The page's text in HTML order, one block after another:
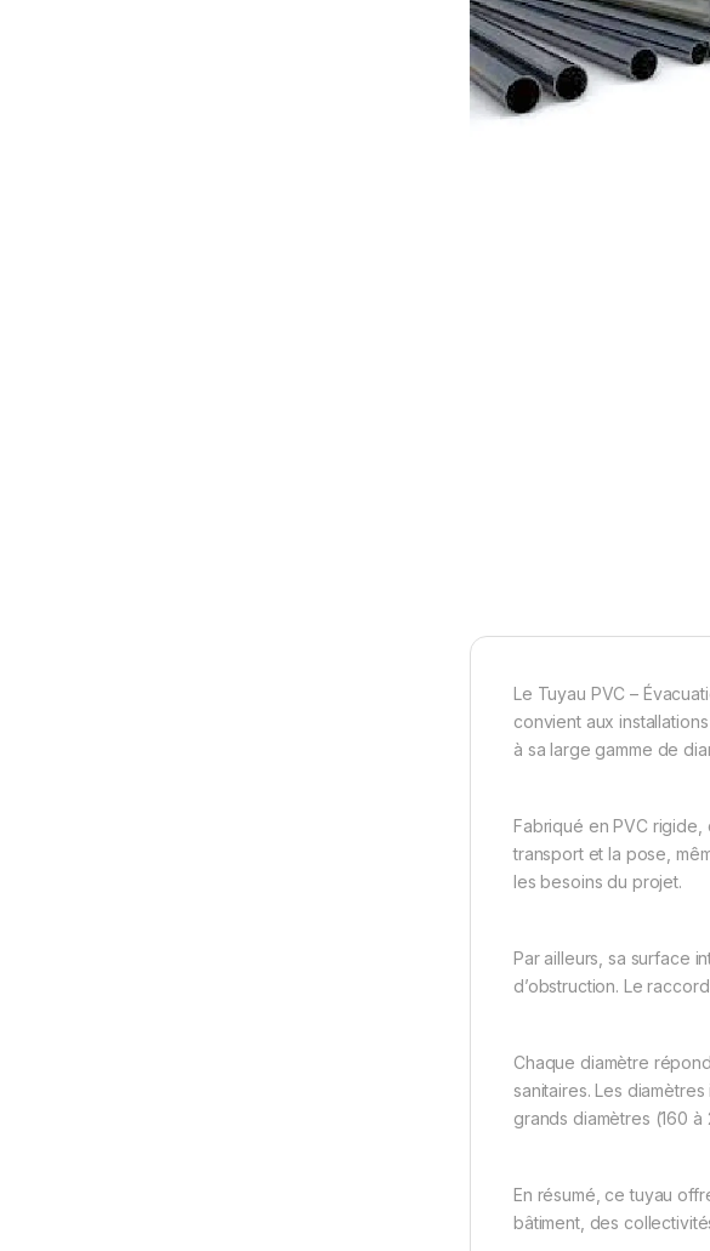
Le Tuyau PVC –
convient aux
à sa large gamme de
Fabriqué en PVC rigide,
transport et la pose,
les besoins du projet.
Par ailleurs, sa surface
d’obstruction. Le
Chaque diamètre
sanitaires. Les
grands diamètres (160
En résumé, ce tuyau
bâtiment, des